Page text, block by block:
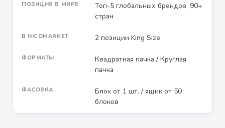
ПОЗИЦИЯ В МИРЕ
Топ-5 глобальных брендов, 90+
стран
В NICOMARKET 2 позиции King Size
ФОРМАТЫ
Квадратная пачка / Круглая
пачка
ФАСОВКА
Блок от 1 шт. / ящик от 50
блоков